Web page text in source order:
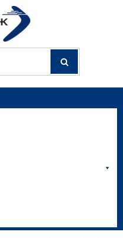
TIL
BESTE
PRISER